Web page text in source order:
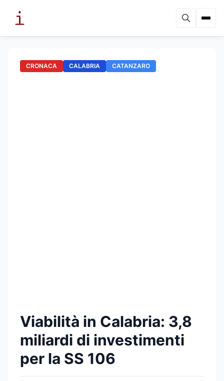
CRONACA CALABRIA CATANZARO
Viabilità in Calabria: 3,8
miliardi di investimenti
per la SS 106